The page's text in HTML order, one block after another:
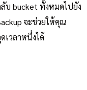
ลับ bucket ทั้งหมดไปยัง
จะช่วยให้คุณ
เวลาหนึ่งได้